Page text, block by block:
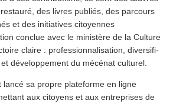
des livres publiés, des parcours
et des initiatives citoyennes
conclue avec le ministère de la Culture
claire : pro­fes­sion­nal­i­sa­tion, diver­si­fi­
développe­ment du mécénat culturel.
lancé sa propre plateforme en ligne
aux citoyens et aux entreprises de